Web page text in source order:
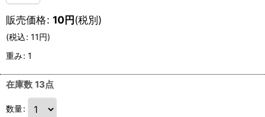
販売価格: 10円(税別)
(税込: 11円)
重み: 1
在庫数 13点
数量: